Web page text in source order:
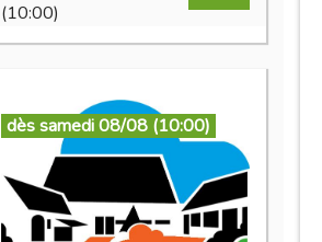
(10:00)
dès samedi 08/08 (10:00)